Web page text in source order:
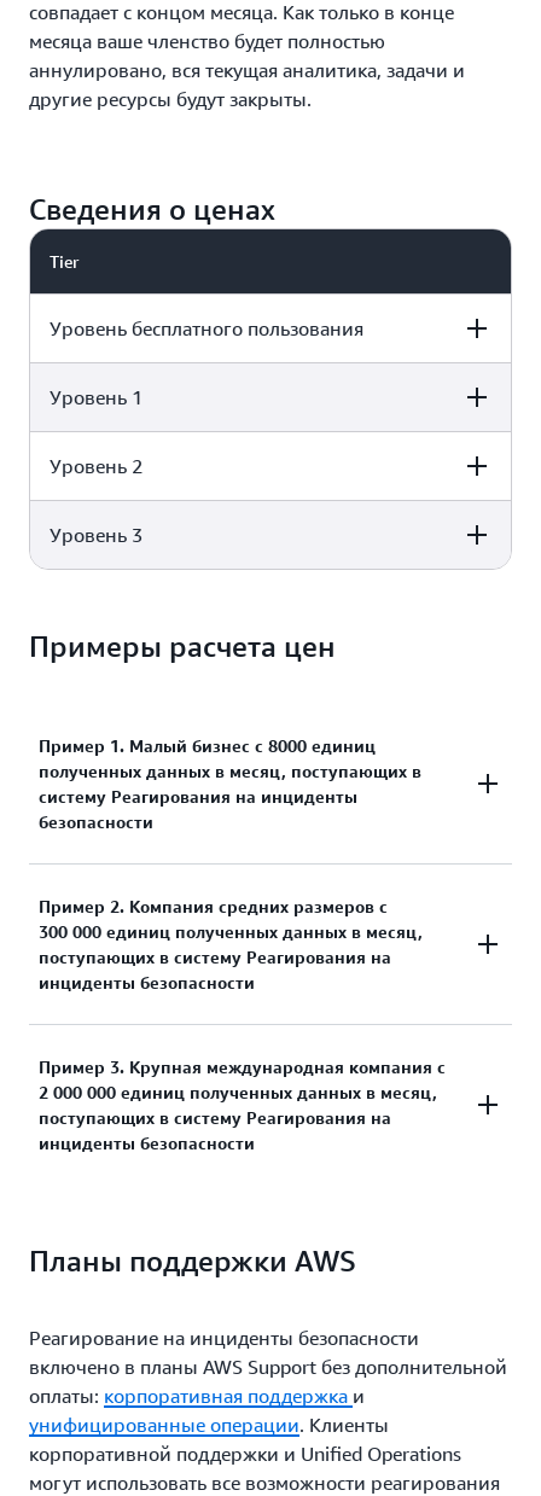
совпадает с концом месяца. Как только в конце
месяца ваше членство будет полностью
аннулировано, вся текущая аналитика, задачи и
другие ресурсы будут закрыты.
Сведения о ценах
Tier
Уровень бесплатного пользования
Monthly Security Finding
Первые 10 000 Бесплатно
Уровень 1
Monthly Security
0,000676 USD за единицу
Уровень 2
Monthly Security
Следующие 500 000
0,000538 USD за единицу
полученных данных
Уровень 3
Примеры расчета цен
Пример 1. Малый бизнес с 8000 единиц
полученных данных в месяц, поступающих в
систему Реагирования на инциденты
безопасности
Единиц полученных данных в месяц: 8000
Первые 10 000 единиц полученных данных:
Итого за месяц: 0 USD
Пример 2. Компания средних размеров с
300 000 единиц полученных данных в месяц,
поступающих в систему Реагирования на
инциденты безопасности
Единиц полученных данных в месяц: 300 000
Первые 10 000 единиц полученных данных:
за единицу полученных данных)
данных: 102,22 USD (уровень 2 –
0,000538 USD за единицу полученных
Итого за месяц: 169,82 USD
Пример 3. Крупная международная компания с
2 000 000 единиц полученных данных в месяц,
поступающих в систему Реагирования на
инциденты безопасности
0 USD (уровень бесплатного пользования)
Следующие 100 000 единиц полученных
данных: 67,60 USD (уровень 1 – 0,000676 USD
за единицу полученных данных)
Следующие 500 000 единиц полученных
данных: 269,00 USD (уровень 2 –
Планы поддержки AWS
Реагирование на инциденты безопасности
включено в планы AWS Support без дополнительной
оплаты: корпоративная поддержка и
унифицированные операции. Клиенты
корпоративной поддержки и Unified Operations
могут использовать все возможности реагирования